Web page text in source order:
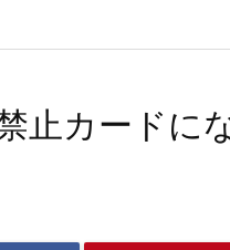
止カードに